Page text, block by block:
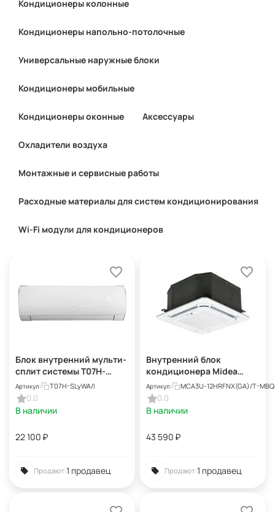
Кондиционеры колонные
Кондиционеры напольно-потолочные
Универсальные наружные блоки
Кондиционеры мобильные
Кондиционеры оконные Аксессуары
Охладители воздуха
Монтажные и сервисные работы
Расходные материалы для систем кондиционирования
Wi-Fi модули для кондиционеров
Блок внутренний мульти-
сплит системы T07H-
SLyWA/I
Артикул: T07H-SLyWA/I
0.0
В наличии
22 100 ₽
Продают:1 продавец
Внутренний блок
кондиционера Midea
MCA3U-12HRFNX(GA)/T-
MBQ4-03E
Артикул: MCA3U-12HRFNX(GA)/T-
0.0
В наличии
43 590 ₽
Продают:1 продавец